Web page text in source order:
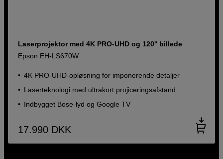
Laserprojektor med 4K PRO-UHD og 120'' billede
Epson EH-LS670W
4K PRO-UHD-opløsning for imponerende detaljer
Laserteknologi med ultrakort projiceringsafstand
Indbygget Bose-lyd og Google TV
17.990 DKK